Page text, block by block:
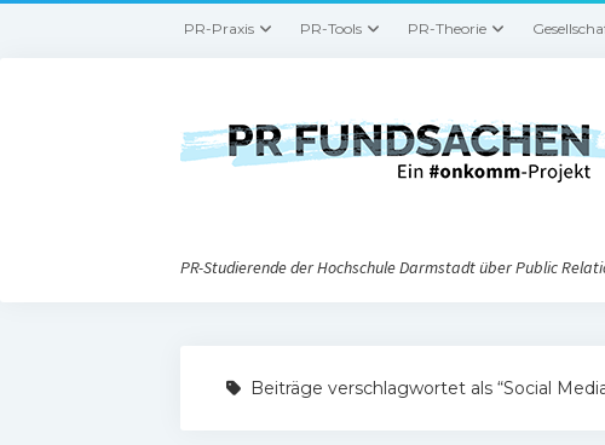
PR-Praxis PR-Tools PR-Theorie
PR-Studierende der Hochschule Darmstadt über Public
Beiträge verschlagwortet als “Social